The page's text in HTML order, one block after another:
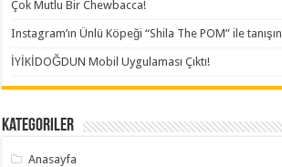
Çok Mutlu Bir Chewbacca!
Instagram’ın Ünlü Köpeği “Shila The POM” ile tanışın
İYİKİDOĞDUN Mobil Uygulaması Çıktı!
Kategoriler
Anasayfa